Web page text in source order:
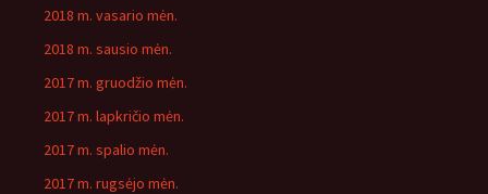
2018 m. vasario mėn.
2018 m. sausio mėn.
2017 m. gruodžio mėn.
2017 m. lapkričio mėn.
2017 m. spalio mėn.
2017 m. rugsėjo mėn.